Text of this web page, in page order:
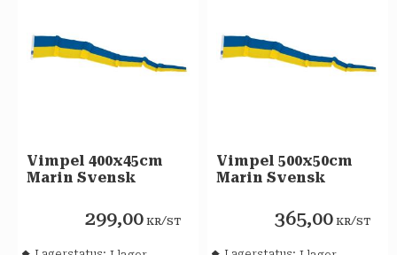
Vimpel 400x45cm
Marin Svensk
299,00 KR/ST
Vimpel 500x50cm
Marin Svensk
365,00 KR/ST